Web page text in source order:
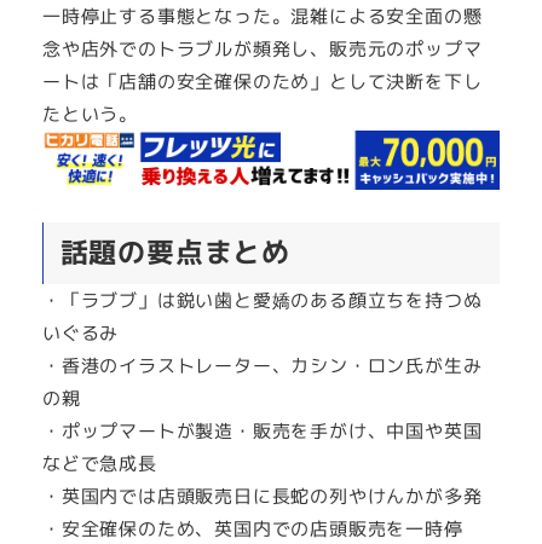
一時停止する事態となった。混雑による安全面の懸
念や店外でのトラブルが頻発し、販売元のポップマ
ートは「店舗の安全確保のため」として決断を下し
たという。
話題の要点まとめ
・「ラブブ」は鋭い歯と愛嬌のある顔立ちを持つぬ
いぐるみ
・香港のイラストレーター、カシン・ロン氏が生み
の親
・ポップマートが製造・販売を手がけ、中国や英国
などで急成長
・英国内では店頭販売日に長蛇の列やけんかが多発
・安全確保のため、英国内での店頭販売を一時停